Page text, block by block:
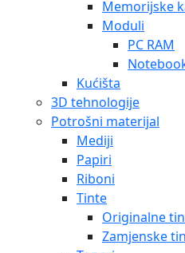
Memorijske
Moduli
PC RAM
Kućišta
3D tehnologije
Potrošni materijal
Mediji
Papiri
Riboni
Tinte
Originalne
Zamjenske